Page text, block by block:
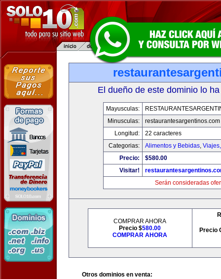
El dueño de este dominio lo
Mayusculas:
Minusculas:
restaurantesargentinos.com
Longitud:
22 caracteres
Categorias:
Alimentos y Bebidas,
Precio:
$580.00
Visitar!
Serán consideradas
COMPRAR AHORA
Precio $580.00
COMPRAR AHORA
Precio
Otros dominios en venta: